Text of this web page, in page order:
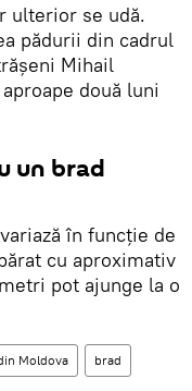
ulterior se udă.
pădurii din cadrul
Mihail
două luni
un brad
în funcție de
cu aproximativ
pot ajunge la o
Moldova brad